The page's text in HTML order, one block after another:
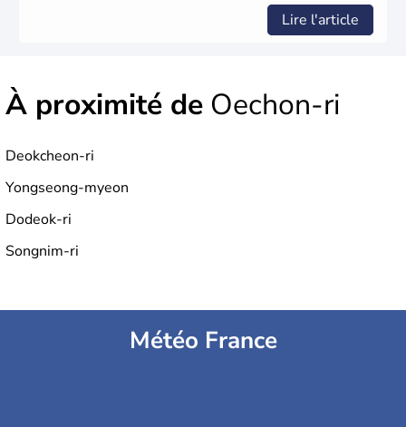
Lire l'article
À proximité de Oechon-ri
Deokcheon-ri
Yongseong-myeon
Dodeok-ri
Songnim-ri
Météo France